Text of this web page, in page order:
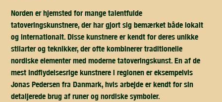
Norden er hjemsted for mange talentfulde
tatoveringskunstnere, der har gjort sig bemærket både lokalt
og internationalt. Disse kunstnere er kendt for deres unikke
stilarter og teknikker, der ofte kombinerer traditionelle
nordiske elementer med moderne tatoveringskunst. En af de
mest indflydelsesrige kunstnere i regionen er eksempelvis
Jonas Pedersen fra Danmark, hvis arbejde er kendt for sin
detaljerede brug af runer og nordiske symboler.